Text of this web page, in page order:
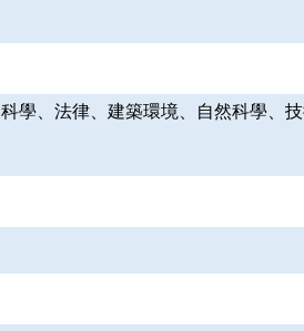
學、法律、建築環境、自然科學、